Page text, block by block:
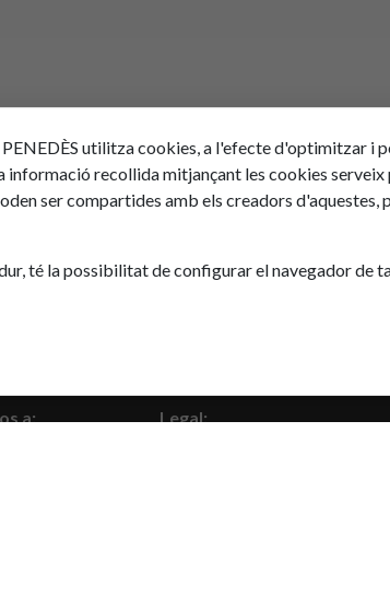
a: Legal:
utilitza cookies, a l'efecte d'optimitzar i
recollida mitjançant les cookies
ser compartides amb els creadors
té la possibilitat de configurar el navegador de